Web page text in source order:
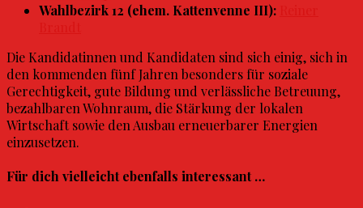
Wahlbezirk 12 (ehem. Kattenvenne III):
Die Kandidatinnen und Kandidaten sind sich einig, sich in
den kommenden fünf Jahren besonders für soziale
Gerechtigkeit, gute Bildung und verlässliche Betreuung,
bezahlbaren Wohnraum, die Stärkung der lokalen
Wirtschaft sowie den Ausbau erneuerbarer Energien
einzusetzen.
Für dich vielleicht ebenfalls interessant …